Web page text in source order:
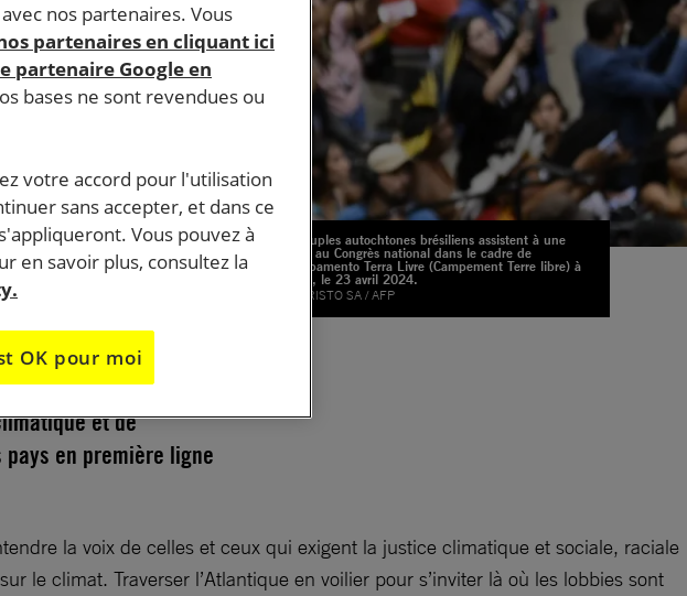
Des peuples autochtones brésiliens assistent à une
session au Congrès national dans le cadre de
l'Acampamento Terra Livre (Campement Terre libre) à
Brasilia, le 23 avril 2024.
© EVARISTO SA / AFP
pour le climat,
mi-parcours, nous,
pour les droits
Peuples de
et de
en première ligne
la voix de celles et ceux qui exigent la justice climatique et sociale, raciale
le climat. Traverser l’Atlantique en voilier pour s’inviter là où les lobbies sont
nos partenaires. Vous
partenaires en cliquant ici
partenaire Google en
bases ne sont revendues ou
votre accord pour l'utilisation
sans accepter, et dans ce
Vous pouvez à
en savoir plus, consultez la
OK pour moi